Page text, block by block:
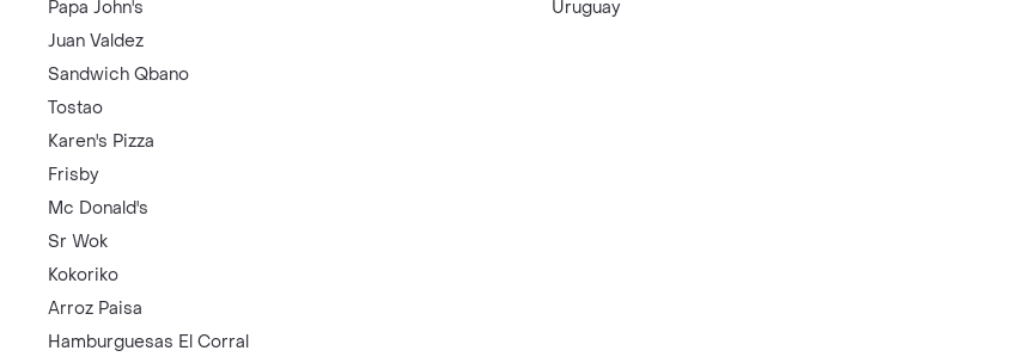
Papa John's
Juan Valdez
Sandwich Qbano
Tostao
Karen's Pizza
Frisby
Mc Donald's
Sr Wok
Kokoriko
Arroz Paisa
Hamburguesas El Corral
Uruguay